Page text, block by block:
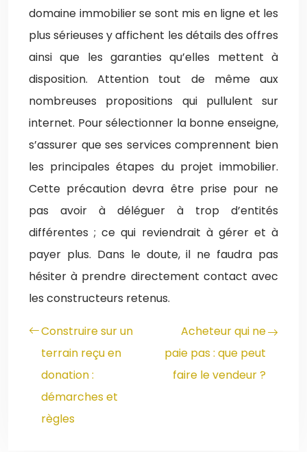
domaine immobilier se sont mis en ligne et les
plus sérieuses y affichent les détails des offres
ainsi que les garanties qu’elles mettent à
disposition. Attention tout de même aux
nombreuses propositions qui pullulent sur
internet. Pour sélectionner la bonne enseigne,
s’assurer que ses services comprennent bien
les principales étapes du projet immobilier.
Cette précaution devra être prise pour ne
pas avoir à déléguer à trop d’entités
différentes ; ce qui reviendrait à gérer et à
payer plus. Dans le doute, il ne faudra pas
hésiter à prendre directement contact avec
les constructeurs retenus.
Construire sur un
terrain reçu en
donation :
démarches et
règles
Acheteur qui ne
paie pas : que peut
faire le vendeur ?